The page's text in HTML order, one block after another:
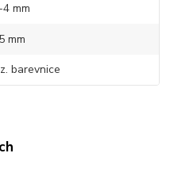
mm
mm
barevnice